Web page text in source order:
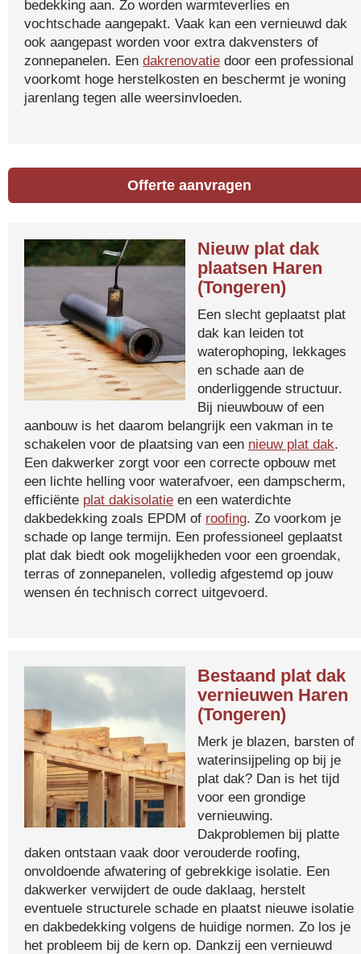
bedekking aan. Zo worden warmteverlies en
vochtschade aangepakt. Vaak kan een vernieuwd dak
ook aangepast worden voor extra dakvensters of
zonnepanelen. Een dakrenovatie door een professional
voorkomt hoge herstelkosten en beschermt je woning
jarenlang tegen alle weersinvloeden.
Offerte aanvragen
Nieuw plat dak
plaatsen Haren
(Tongeren)
Een slecht geplaatst plat
dak kan leiden tot
waterophoping, lekkages
en schade aan de
onderliggende structuur.
Bij nieuwbouw of een
aanbouw is het daarom belangrijk een vakman in te
schakelen voor de plaatsing van een nieuw plat dak.
Een dakwerker zorgt voor een correcte opbouw met
een lichte helling voor waterafvoer, een dampscherm,
efficiënte plat dakisolatie en een waterdichte
dakbedekking zoals EPDM of roofing. Zo voorkom je
schade op lange termijn. Een professioneel geplaatst
plat dak biedt ook mogelijkheden voor een groendak,
terras of zonnepanelen, volledig afgestemd op jouw
wensen én technisch correct uitgevoerd.
Bestaand plat dak
vernieuwen Haren
(Tongeren)
Merk je blazen, barsten of
waterinsijpeling op bij je
plat dak? Dan is het tijd
voor een grondige
vernieuwing.
Dakproblemen bij platte
daken ontstaan vaak door verouderde roofing,
onvoldoende afwatering of gebrekkige isolatie. Een
dakwerker verwijdert de oude daklaag, herstelt
eventuele structurele schade en plaatst nieuwe isolatie
en dakbedekking volgens de huidige normen. Zo los je
het probleem bij de kern op. Dankzij een vernieuwd